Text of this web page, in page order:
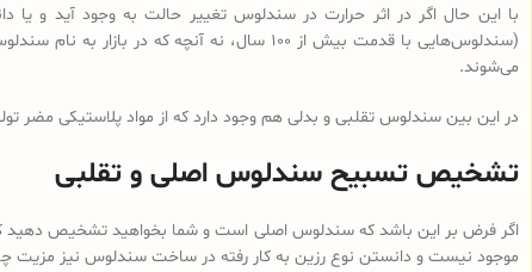
با این حال اگر در اثر حرارت در سندلوس تغییر حالت به وجود آید
می‌شوند.
در این بین سندلوس تقلبی و بدلی هم وجود دارد که از مواد پلاستیکی مضر
تشخیص تسبیح سندلوس اصلی و تقلبی
اگر فرض بر این باشد که سندلوس اصلی است و شما بخواهید تشخیص دهید که
موجود نیست و دانستن نوع رزین به کار رفته در ساخت سندلوس نیز مزیت